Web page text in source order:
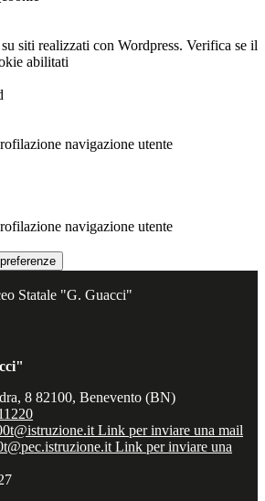
siti realizzati con Wordpress. Verifica se il
abilitati
navigazione utente
navigazione utente
Statale "G. Guacci"
8 82100, Benevento (BN)
Link per inviare una mail
Link per inviare una